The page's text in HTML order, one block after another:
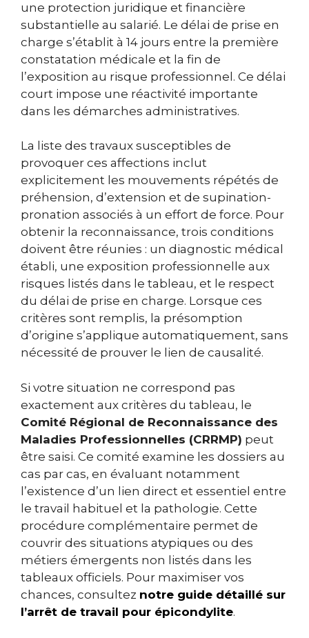
une protection juridique et financière
substantielle au salarié. Le délai de prise en
charge s’établit à 14 jours entre la première
constatation médicale et la fin de
l’exposition au risque professionnel. Ce délai
court impose une réactivité importante
dans les démarches administratives.
La liste des travaux susceptibles de
provoquer ces affections inclut
explicitement les mouvements répétés de
préhension, d’extension et de supination-
pronation associés à un effort de force. Pour
obtenir la reconnaissance, trois conditions
doivent être réunies : un diagnostic médical
établi, une exposition professionnelle aux
risques listés dans le tableau, et le respect
du délai de prise en charge. Lorsque ces
critères sont remplis, la présomption
d’origine s’applique automatiquement, sans
nécessité de prouver le lien de causalité.
Si votre situation ne correspond pas
exactement aux critères du tableau, le
Comité Régional de Reconnaissance des
Maladies Professionnelles (CRRMP) peut
être saisi. Ce comité examine les dossiers au
cas par cas, en évaluant notamment
l’existence d’un lien direct et essentiel entre
le travail habituel et la pathologie. Cette
procédure complémentaire permet de
couvrir des situations atypiques ou des
métiers émergents non listés dans les
tableaux officiels. Pour maximiser vos
chances, consultez notre guide détaillé sur
l’arrêt de travail pour épicondylite.